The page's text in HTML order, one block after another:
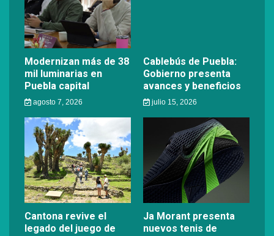
Modernizan más de 38
mil luminarias en
Puebla capital
agosto 7, 2026
Cablebús de Puebla:
Gobierno presenta
avances y beneficios
julio 15, 2026
Cantona revive el
legado del juego de
Ja Morant presenta
nuevos tenis de